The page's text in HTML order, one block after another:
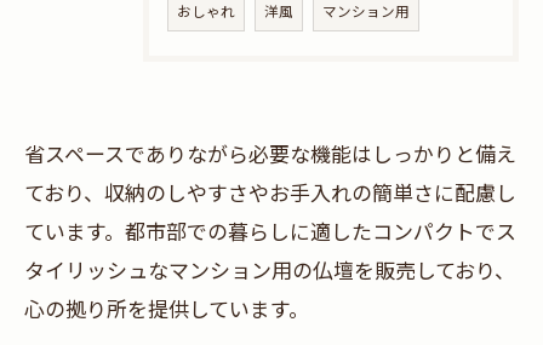
おしゃれ 洋風 マンション用
省スペースでありながら必要な機能はしっかりと備え
ており、収納のしやすさやお手入れの簡単さに配慮し
ています。都市部での暮らしに適したコンパクトでス
タイリッシュなマンション用の仏壇を販売しており、
心の拠り所を提供しています。